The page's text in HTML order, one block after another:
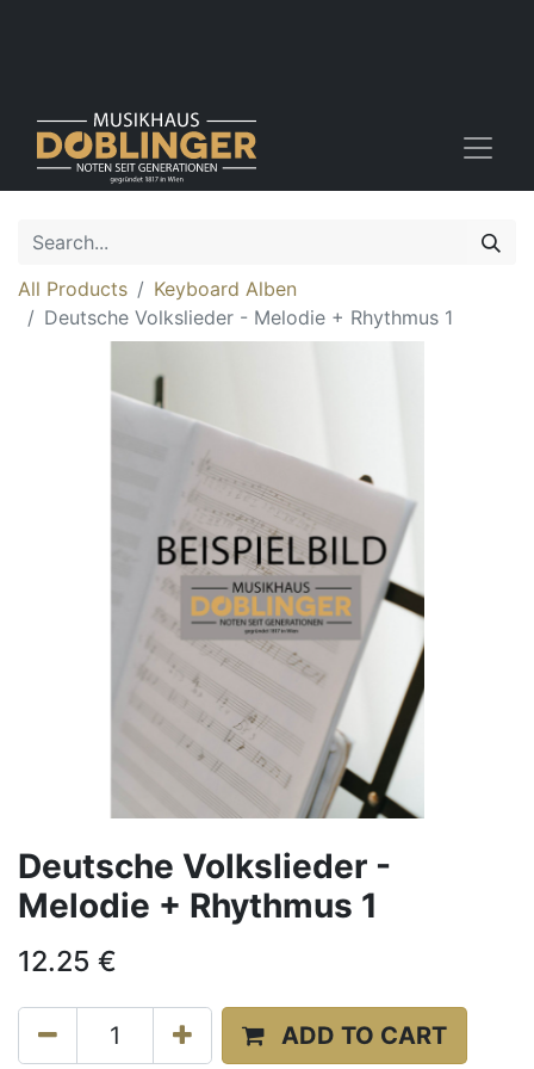
All Products
Keyboard Alben
Deutsche Volkslieder - Melodie + Rhythmus 1
Deutsche Volkslieder -
Melodie + Rhythmus 1
12.25 €
ADD TO CART